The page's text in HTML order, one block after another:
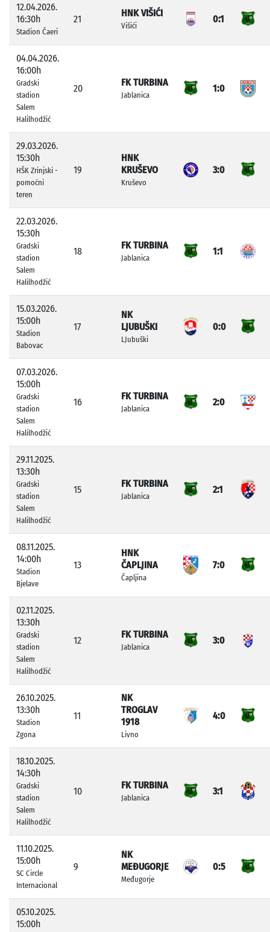
12.04.2026.
16:30h
Stadion Čaeri
21
HNK VIŠIĆI
Višići
0:1
04.04.2026.
16:00h
Gradski
stadion
Salem
Halilhodžić
20
FK TURBINA
Jablanica
1:0
29.03.2026.
15:30h
HŠK Zrinjski -
pomoćni
teren
19
HNK
KRUŠEVO
Kruševo
3:0
22.03.2026.
15:30h
Gradski
stadion
Salem
Halilhodžić
18
FK TURBINA
Jablanica
1:1
15.03.2026.
15:00h
Stadion
Babovac
17
NK
LJUBUŠKI
LJubuški
0:0
07.03.2026.
15:00h
Gradski
stadion
Salem
Halilhodžić
16
FK TURBINA
Jablanica
2:0
29.11.2025.
13:30h
Gradski
stadion
Salem
Halilhodžić
15
FK TURBINA
Jablanica
2:1
08.11.2025.
14:00h
Stadion
Bjelave
13
HNK
ČAPLJINA
Čapljina
7:0
02.11.2025.
13:30h
Gradski
stadion
Salem
Halilhodžić
12
FK TURBINA
Jablanica
3:0
26.10.2025.
13:30h
Stadion
Zgona
11
NK
TROGLAV
1918
Livno
4:0
18.10.2025.
14:30h
Gradski
stadion
Salem
Halilhodžić
10
FK TURBINA
Jablanica
3:1
11.10.2025.
15:00h
SC Circle
Internacional
9
NK
MEĐUGORJE
Međugorje
0:5
05.10.2025.
15:00h